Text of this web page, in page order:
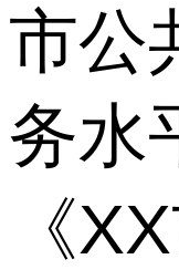
市公
务水
《